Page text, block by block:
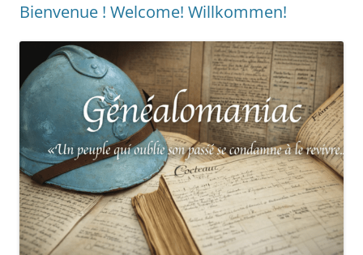
Bienvenue ! Welcome! Willkommen!